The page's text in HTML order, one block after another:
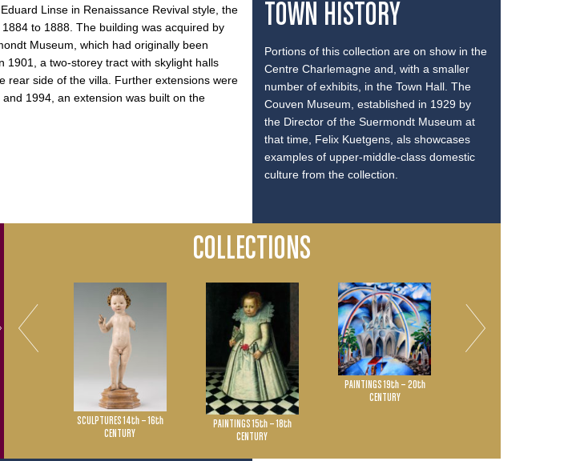
Linse in Renaissance Revival style, the
to 1888. The building was acquired by
Museum, which had originally been
1901, a two-storey tract with skylight halls
rear side of the villa. Further extensions were
1994, an extension was built on the
TOWN HISTORY
Portions of this collection are on show in the
Centre Charlemagne and, with a smaller
number of exhibits, in the Town Hall. The
Couven Museum, established in 1929 by
the Director of the Suermondt Museum at
that time, Felix Kuetgens, als showcases
examples of upper-middle-class domestic
culture from the collection.
Lobkowitzer
Kaiserpokal
COLLECTIONS
SCULPTURES 14th – 16th
CENTURY
PAINTINGS 15th – 18th
CENTURY
PAINTINGS 19th – 20th
CENTURY